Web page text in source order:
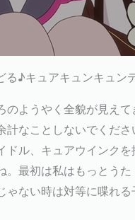
♪キュアキュンキュン
のようやく全貌が見え
なことしないでくだ
ル、キュアウインク
。最初は私はもっとう
ない時は対等に喋れ